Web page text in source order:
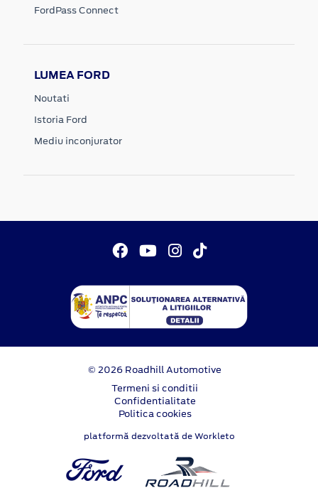
FordPass Connect
LUMEA FORD
Noutati
Istoria Ford
Mediu inconjurator
© 2026 Roadhill Automotive
Termeni si conditii
Confidentialitate
Politica cookies
platformă dezvoltată de Workleto